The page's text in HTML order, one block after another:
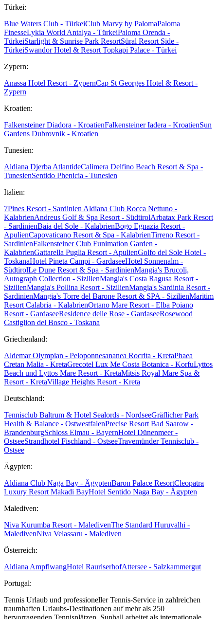
Türkei:
Blue Waters Club - TürkeiClub Marvy by PalomaPaloma
FinesseLykia World Antalya - TürkeiPaloma Orenda -
TürkeiStarlight & Sunrise Park ResortSüral Resort Side -
TürkeiSwandor Hotel & Resort Topkapi Palace - Türkei
Zypern:
Anassa Hotel Resort - ZypernCap St Georges Hotel & Resort -
Zypern
Kroatien:
Falkensteiner Diadora - KroatienFalkensteiner Iadera - KroatienSun
Gardens Dubrovnik - Kroatien
Tunesien:
Aldiana Djerba AtlantideCalimera Delfino Beach Resort & Spa -
TunesienSentido Phenicia - Tunesien
Italien:
7Pines Resort - Sardinien Aldiana Club Rocca Nettuno -
KalabrienAndreus Golf & Spa Resort - SüdtirolArbatax Park Resort
- SardinienBaia del Sole - KalabrienBogo Egnazia Resort -
ApulienCapovaticano Resort & Spa - KalabrienTirreno Resort -
SardinienFalkensteiner Club Funimation Garden -
KalabrienGattarella Puglia Resort - ApulienGolfo del Sole Hotel -
ToskanaHotel Pineta Campi - GardaseeHotel Sonnenalm -
SüdtirolLe Dune Resort & Spa - SardinienMangia's Brucoli,
Autograph Collection - SizilienMangia's Costa Ragusa Resort -
SizilienMangia's Pollina Resort - SizilienMangia's Sardinia Resort -
SardinienMangia's Torre del Barone Resort & SPA - SizilienMaritim
Resort Calabria - KalabrienOrtano Mare Resort - Elba Poiano
Resort - GardaseeResidence delle Rose - GardaseeRosewood
Castiglion del Bosco - Toskana
Griechenland:
Aldemar Olympian - Peloponnesananea Rocrita - KretaPhaea
Cretan Malia - KretaGrecotel Lux Me Costa Botanica - KorfuLyttos
Beach und Lyttos Mare Resort - KretaMitsis Royal Mare Spa &
Resort - KretaVillage Heights Resort - Kreta
Deutschland:
Tennisclub Baltrum & Hotel Sealords - NordseeGräflicher Park
Health & Balance - OstwestfalenPrecise Resort Bad Saarow -
BrandenburgSchloss Elmau - BayernHotel Dünenmeer -
OstseeStrandhotel Fischland - OstseeTravemünder Tennisclub -
Ostsee
Ägypten:
Aldiana Club Naga Bay - ÄgyptenBaron Palace ResortCleopatra
Luxury Resort Makadi BayHotel Sentido Naga Bay - Ägypten
Malediven:
Niva Kurumba Resort - MaledivenThe Standard Huruvalhi -
MaledivenNiva Velassaru - Malediven
Österreich:
Aldiana AmpflwangHotel RauriserhofAttersee - Salzkammergut
Portugal:
Tennis Urlaub und professioneller Tennis-Service in zahlreichen
traumhaften Urlaubs-Destinationen auf mehr als 250